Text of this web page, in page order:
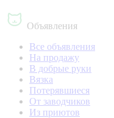
Объявления
Все объявления
На продажу
В добрые руки
Вязка
Потерявшиеся
От заводчиков
Из приютов